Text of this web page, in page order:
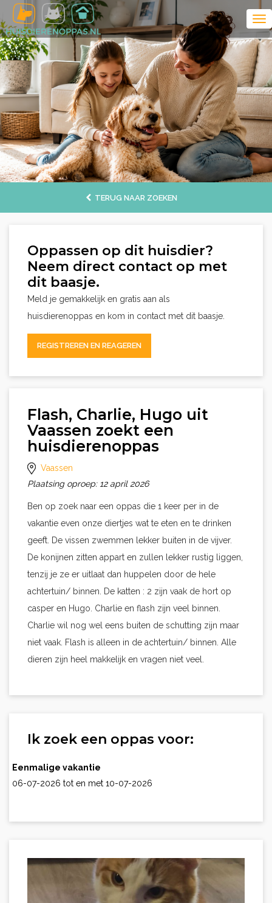
TERUG NAAR ZOEKEN
Oppassen op dit huisdier?
Neem direct contact op met
dit baasje.
Meld je gemakkelijk en gratis aan als
huisdierenoppas en kom in contact met dit baasje.
REGISTREREN EN REAGEREN
Flash, Charlie, Hugo uit
Vaassen zoekt een
huisdierenoppas
Vaassen
Plaatsing oproep: 12 april 2026
Ben op zoek naar een oppas die 1 keer per in de
vakantie even onze diertjes wat te eten en te drinken
geeft. De vissen zwemmen lekker buiten in de vijver.
De konijnen zitten appart en zullen lekker rustig liggen,
tenzij je ze er uitlaat dan huppelen door de hele
achtertuin/ binnen. De katten : 2 zijn vaak de hort op
casper en Hugo. Charlie en flash zijn veel binnen.
Charlie wil nog wel eens buiten de schutting zijn maar
niet vaak. Flash is alleen in de achtertuin/ binnen. Alle
dieren zijn heel makkelijk en vragen niet veel.
Ik zoek een oppas voor:
Eenmalige vakantie
06-07-2026 tot en met 10-07-2026